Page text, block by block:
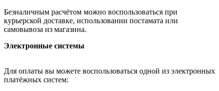
Безналичным расчётом можно воспользоваться при
курьерской доставке, использовании постамата или
самовывоза из магазина.
Электронные системы
Для оплаты вы можете воспользоваться одной из электронных
платёжных систем: